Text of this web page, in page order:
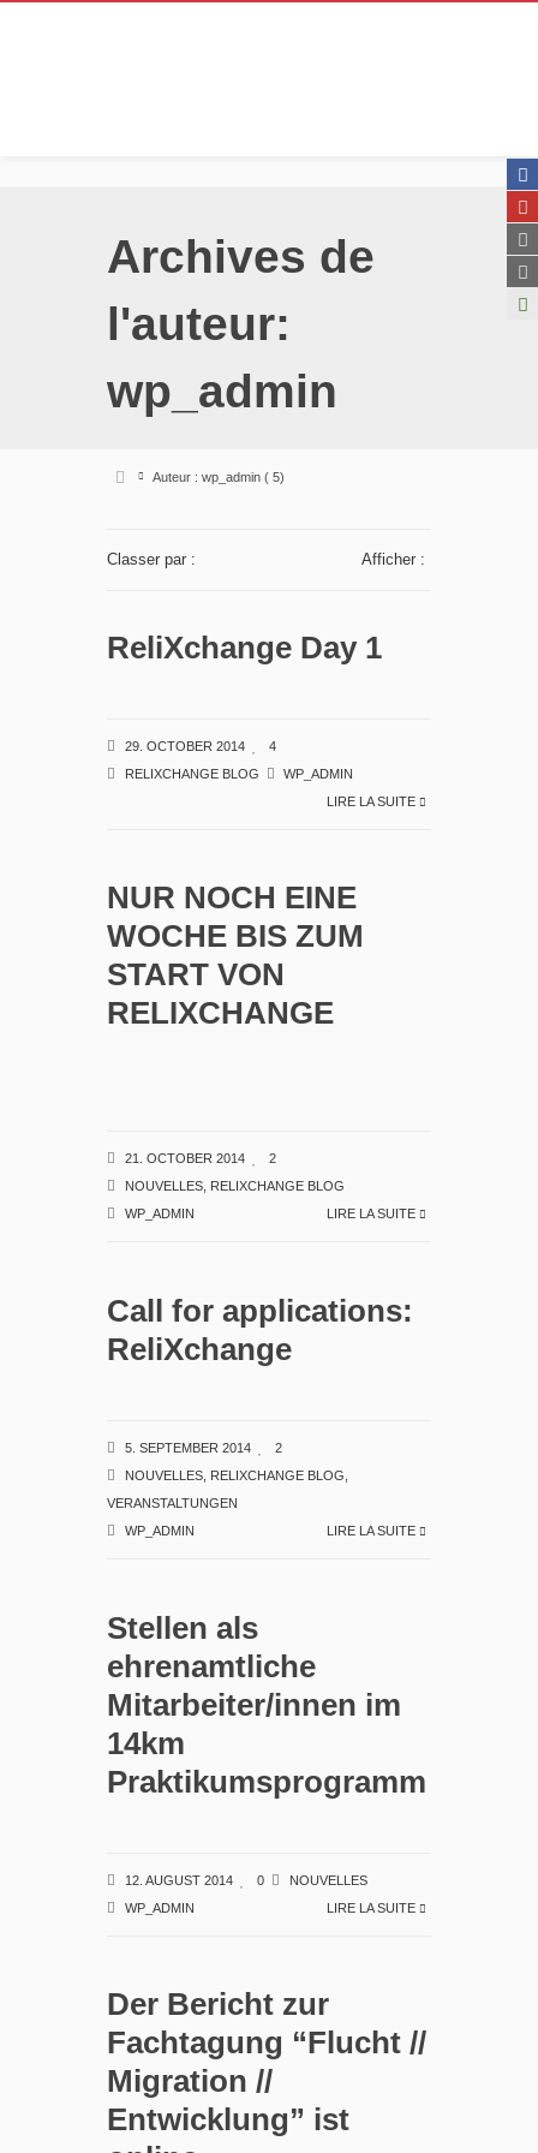
Archives de
l'auteur:
wp_admin
Auteur : wp_admin(5)
Classer par : Afficher :
ReliXchange Day 1
29. OCTOBER 2014
4
RELIXCHANGE BLOG
WP_ADMIN
LIRE LA SUITE
NUR NOCH EINE
WOCHE BIS ZUM
START VON
RELIXCHANGE
21. OCTOBER 2014
2
NOUVELLES, RELIXCHANGE BLOG
WP_ADMIN
LIRE LA SUITE
Call for applications:
ReliXchange
5. SEPTEMBER 2014
2
NOUVELLES, RELIXCHANGE BLOG
VERANSTALTUNGEN
WP_ADMIN
LIRE LA SUITE
Stellen als
ehrenamtliche
Mitarbeiter/innen im
14km
Praktikumsprogramm
12. AUGUST 2014 0
NOUVELLES
WP_ADMIN
LIRE LA SUITE
Der Bericht zur
Fachtagung “Flucht //
Migration //
Entwicklung” ist